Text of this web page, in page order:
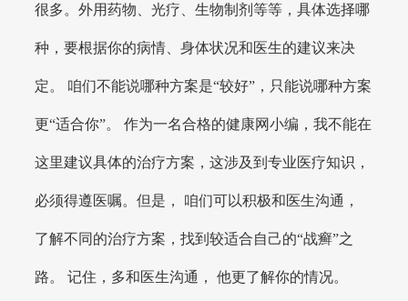
很多。外用药物、光疗、生物制剂等等，具体选择哪
种，要根据你的病情、身体状况和医生的建议来决
定。 咱们不能说哪种方案是“较好”，只能说哪种方案
更“适合你”。 作为一名合格的健康网小编，我不能在
这里建议具体的治疗方案，这涉及到专业医疗知识，
必须得遵医嘱。但是， 咱们可以积极和医生沟通，
了解不同的治疗方案，找到较适合自己的“战癣”之
路。 记住，多和医生沟通， 他更了解你的情况。